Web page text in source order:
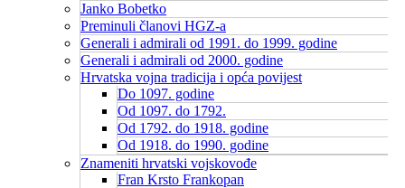
Janko Bobetko
Preminuli članovi HGZ-a
Generali i admirali od 1991. do 1999. godine
Generali i admirali od 2000. godine
Hrvatska vojna tradicija i opća povijest
Do 1097. godine
Od 1097. do 1792.
Od 1792. do 1918. godine
Od 1918. do 1990. godine
Znameniti hrvatski vojskovođe
Fran Krsto Frankopan